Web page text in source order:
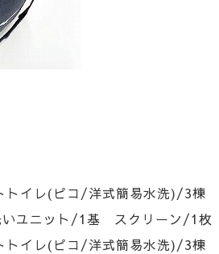
イレ(ピコ/洋式簡易水洗)/3棟
ット/1基 スクリーン/1枚
イレ(ピコ/洋式簡易水洗)/3棟